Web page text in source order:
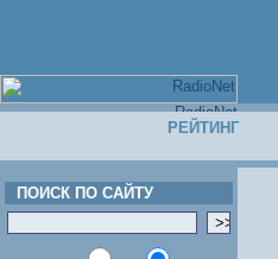
РЕЙТИНГ
ПОИСК ПО САЙТУ